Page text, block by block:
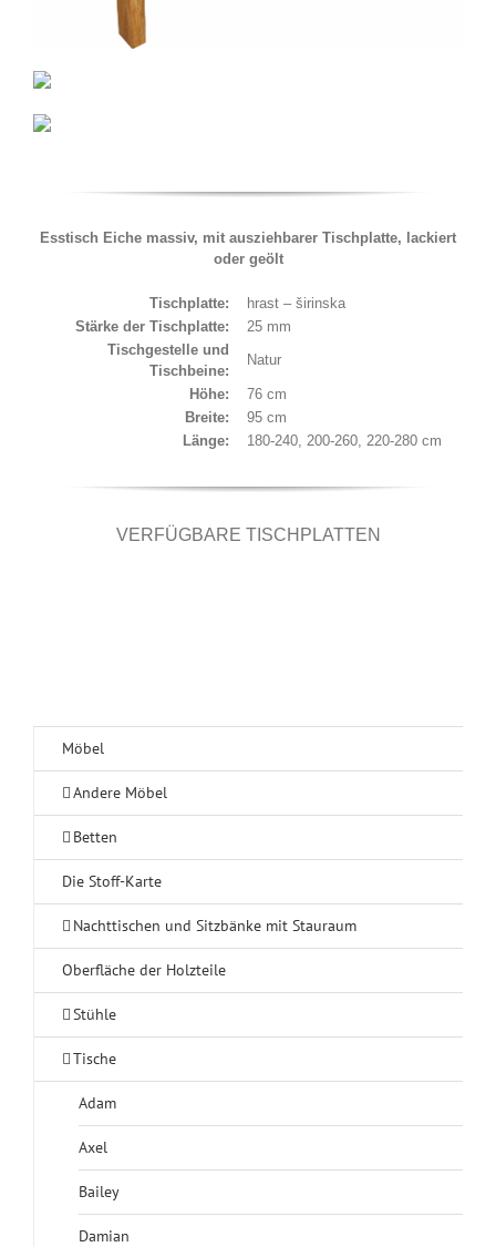
Esstisch Eiche massiv, mit ausziehbarer Tischplatte, lackiert
oder geölt
Tischplatte:
hrast – širinska
Stärke der Tischplatte:
25 mm
Tischgestelle und
Tischbeine:
Natur
Höhe:
76 cm
Breite:
95 cm
Länge:
180-240, 200-260, 220-280 cm
VERFÜGBARE TISCHPLATTEN
Möbel
Andere Möbel
Betten
Die Stoff-Karte
Nachttischen und Sitzbänke mit Stauraum
Oberfläche der Holzteile
Stühle
Tische
Adam
Axel
Bailey
Damian